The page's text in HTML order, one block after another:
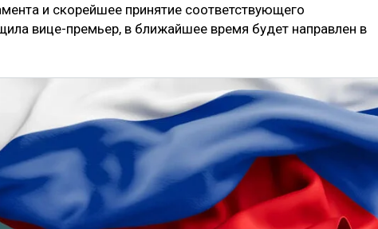
и скорейшее принятие соответствующего
вице-премьер, в ближайшее время будет направлен в